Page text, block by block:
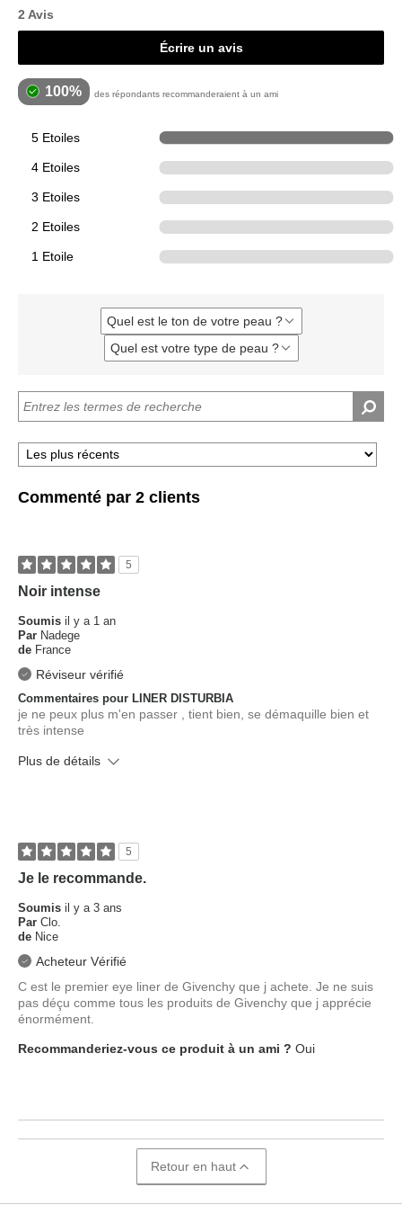
2 Avis
Écrire un avis
100% des répondants recommanderaient à un ami
5 Etoiles
4 Etoiles
3 Etoiles
2 Etoiles
1 Etoile
Quel est le ton de votre peau ?
Français
Quel est votre type de peau ?
Français
Commenté par 2 clients
5
Noir intense
Soumis il y a 1 an
Par Nadege
de France
Réviseur vérifié
Commentaires pour LINER DISTURBIA
je ne peux plus m'en passer , tient bien, se démaquille bien et
très intense
Plus de détails
5
Je le recommande.
Soumis il y a 3 ans
Par Clo.
de Nice
Acheteur Vérifié
C est le premier eye liner de Givenchy que j achete. Je ne suis
pas déçu comme tous les produits de Givenchy que j apprécie
énormément.
Recommanderiez-vous ce produit à un ami ? Oui
Retour en haut